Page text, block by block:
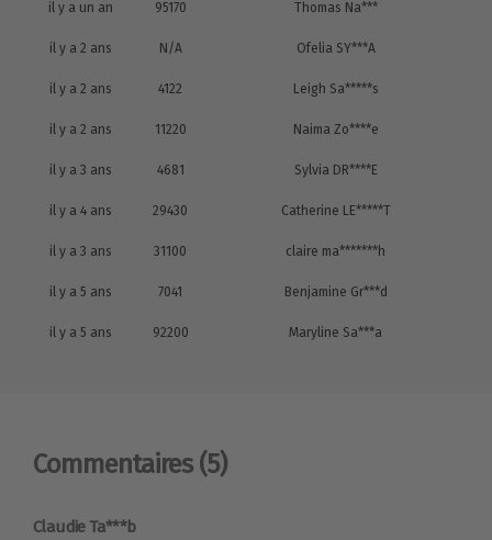
il y a un an 95170 Thomas Na***
il y a 2 ans N/A Ofelia SY***A
il y a 2 ans 4122 Leigh Sa*****s
il y a 2 ans 11220 Naima Zo****e
il y a 3 ans 4681 Sylvia DR****E
il y a 4 ans 29430 Catherine LE*****T
il y a 3 ans 31100 claire ma*******h
il y a 5 ans 7041 Benjamine Gr***d
il y a 5 ans 92200 Maryline Sa***a
Commentaires (5)
Claudie Ta***b